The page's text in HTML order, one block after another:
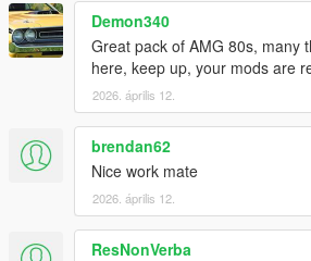
Demon340
Great pack of AMG 80s, many
here, keep up, your mods are
2026. április 12.
brendan62
Nice work mate
2026. április 12.
ResNonVerba